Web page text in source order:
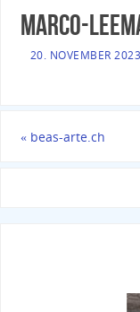
marco-
20. NOVEMBER 2023
«beas-arte.ch